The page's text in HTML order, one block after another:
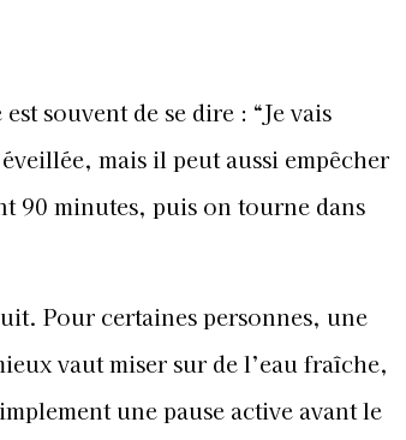
souvent de se dire : “Je vais
mais il peut aussi empêcher
90 minutes, puis on tourne dans
Pour certaines personnes, une
vaut miser sur de l’eau fraîche,
une pause active avant le